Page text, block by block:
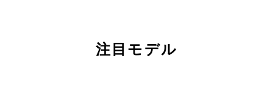
注目モデル